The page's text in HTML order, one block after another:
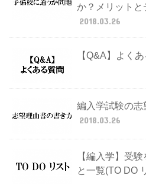
か？メリットと
2018.03.26
【Q&A】よく
編入学試験の
2018.03.26
【編入学】受
と一覧(TO DO